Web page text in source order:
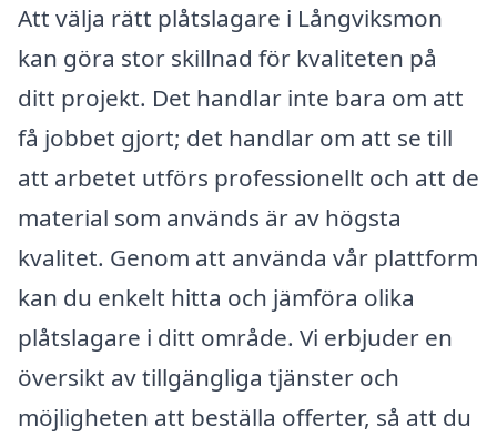
Att välja rätt plåtslagare i Långviksmon
kan göra stor skillnad för kvaliteten på
ditt projekt. Det handlar inte bara om att
få jobbet gjort; det handlar om att se till
att arbetet utförs professionellt och att de
material som används är av högsta
kvalitet. Genom att använda vår plattform
kan du enkelt hitta och jämföra olika
plåtslagare i ditt område. Vi erbjuder en
översikt av tillgängliga tjänster och
möjligheten att beställa offerter, så att du